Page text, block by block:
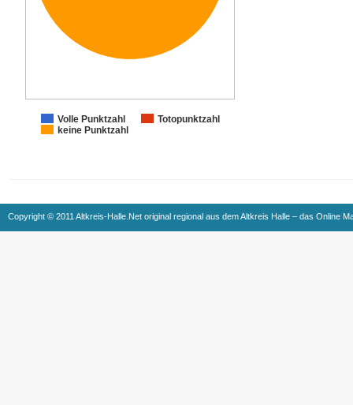
Volle Punktzahl
Totopunktzahl
keine Punktzahl
Copyright © 2011 Altkreis-Halle.Net original regional aus dem Altkreis Halle – das Online